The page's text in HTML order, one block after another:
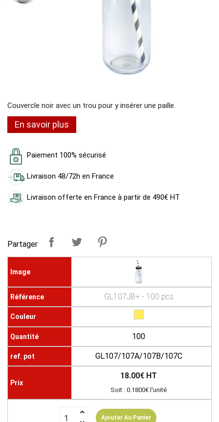
Couvercle noir avec un trou pour y insérer une paille.
En savoir plus
Paiement 100% sécurisé
Livraison 48/72h en France
Livraison offerte en France à partir de 490€ HT
Partager
GL107JB+ - 100 pcs
100
GL107/107A/107B/107C
18.00€ HT
Soit : 0.1800€ l'unité
Ajouter Au Panier